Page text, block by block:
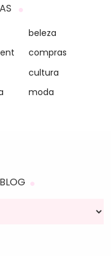
beleza
compras
cultura
moda